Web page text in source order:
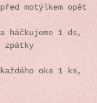
motýlkem opět
háčkujeme 1 ds,
zpátky
oka 1 ks,